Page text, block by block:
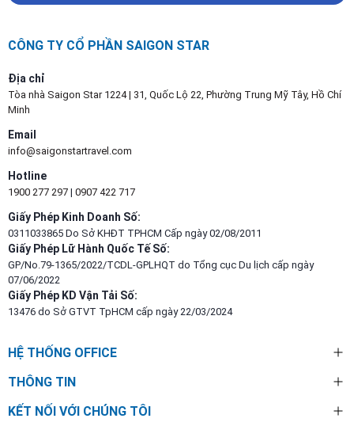
CÔNG TY CỔ PHẦN SAIGON STAR
Địa chỉ
Tòa nhà Saigon Star 1224 | 31, Quốc Lộ 22, Phường Trung Mỹ Tây, Hồ Chí
Minh
Email
info@saigonstartravel.com
Hotline
1900 277 297 | 0907 422 717
Giấy Phép Kinh Doanh Số:
0311033865 Do Sở KHĐT TPHCM Cấp ngày 02/08/2011
Giấy Phép Lữ Hành Quốc Tế Số:
GP/No.79-1365/2022/TCDL-GPLHQT do Tổng cục Du lịch cấp ngày
07/06/2022
Giấy Phép KD Vận Tải Số:
13476 do Sở GTVT TpHCM cấp ngày 22/03/2024
HỆ THỐNG OFFICE
THÔNG TIN
KẾT NỐI VỚI CHÚNG TÔI